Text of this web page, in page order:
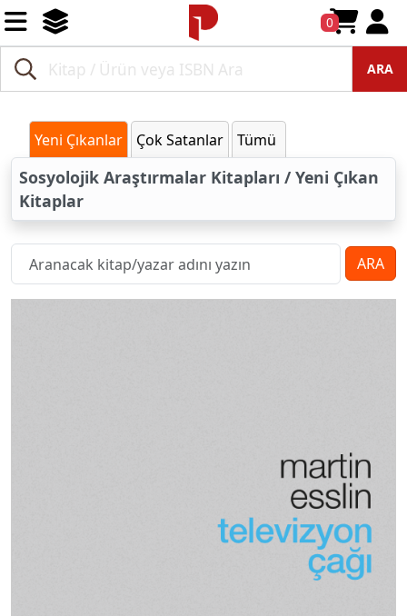
0
ARA
Yeni Çıkanlar Çok Satanlar Tümü
Sosyolojik Araştırmalar Kitapları / Yeni Çıkan
Kitaplar
ARA